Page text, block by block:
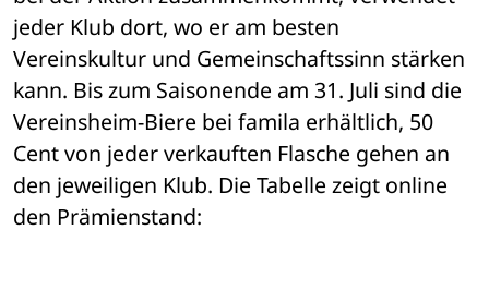
jeder Klub dort, wo er am besten
Vereinskultur und Gemeinschaftssinn stärken
kann. Bis zum Saisonende am 31. Juli sind die
Vereinsheim-Biere bei famila erhältlich, 50
Cent von jeder verkauften Flasche gehen an
den jeweiligen Klub. Die Tabelle zeigt online
den Prämienstand: